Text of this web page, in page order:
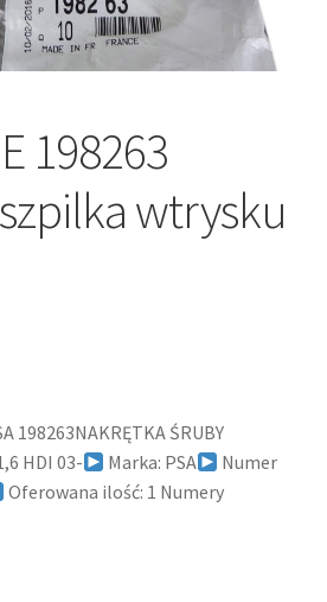
198263
wtrysku
198263NAKRĘTKA ŚRUBY
HDI 03-
Marka: PSA
Numer
Oferowana ilość: 1 Numery